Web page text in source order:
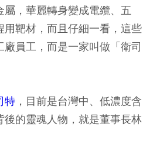
屬，華麗轉身變成電纜、五
靶材，而且仔細一看，這些
員工，而是一家叫做「衛司
特 ，目前是台灣中、低濃度含
的靈魂人物，就是董事長林